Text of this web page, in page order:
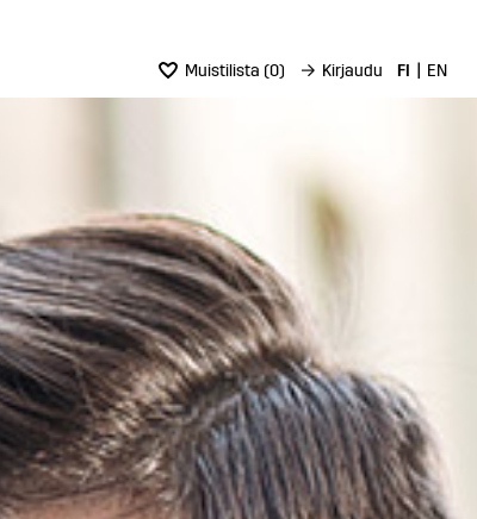
Muistilista (0) → Kirjaudu FI EN